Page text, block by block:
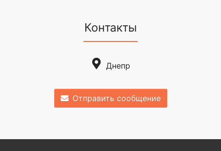
Контакты
Днепр
Отправить сообщение